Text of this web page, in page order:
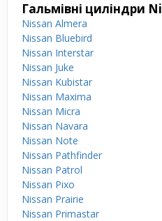
Гальмівні циліндри
Nissan Almera
Nissan Bluebird
Nissan Interstar
Nissan Juke
Nissan Kubistar
Nissan Maxima
Nissan Micra
Nissan Navara
Nissan Note
Nissan Pathfinder
Nissan Patrol
Nissan Pixo
Nissan Prairie
Nissan Primastar